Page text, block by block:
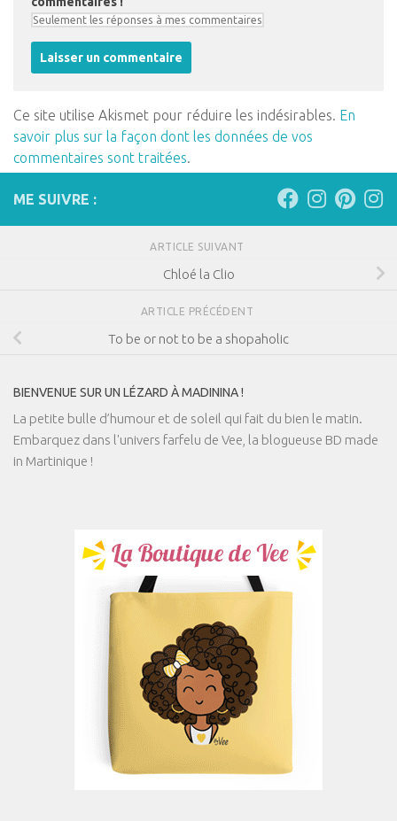
Ce site utilise Akismet pour réduire les indésirables. En
savoir plus sur la façon dont les données de vos
commentaires sont traitées.
ME SUIVRE :
ARTICLE SUIVANT
Chloé la Clio
ARTICLE PRÉCÉDENT
To be or not to be a shopaholic
BIENVENUE SUR UN LÉZARD À MADININA !
La petite bulle d’humour et de soleil qui fait du bien le matin.
Embarquez dans l'univers farfelu de Vee, la blogueuse BD made
in Martinique !